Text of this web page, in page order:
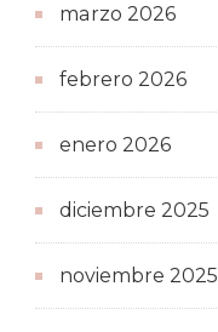
marzo 2026
febrero 2026
enero 2026
diciembre 2025
noviembre 2025